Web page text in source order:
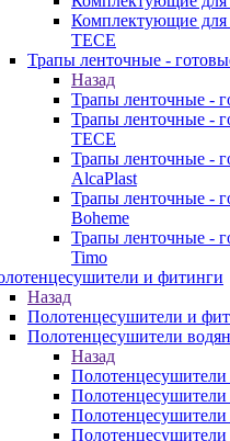
Комплектующие для
TECE
Трапы ленточные -
Назад
Трапы ленточные -
Трапы ленточные -
TECE
Трапы ленточные -
AlcaPlast
Трапы ленточные -
Boheme
Трапы ленточные -
Timo
и фитинги
Назад
Полотенцесушители и
Полотенцесушители
Назад